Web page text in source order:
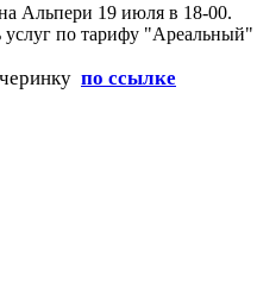
Альпери 19 июля в 18-00.
услуг по тарифу
по ссылке